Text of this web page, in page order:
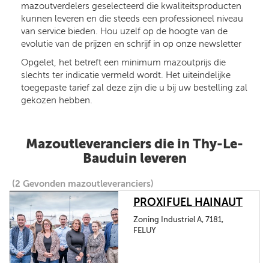
mazoutverdelers geselecteerd die kwaliteitsproducten
kunnen leveren en die steeds een professioneel niveau
van service bieden. Hou uzelf op de hoogte van de
evolutie van de prijzen en schrijf in op onze newsletter
Opgelet, het betreft een minimum mazoutprijs die
slechts ter indicatie vermeld wordt. Het uiteindelijke
toegepaste tarief zal deze zijn die u bij uw bestelling zal
gekozen hebben.
Mazoutleveranciers die in Thy-Le-
Bauduin leveren
(2 Gevonden mazoutleveranciers)
PROXIFUEL HAINAUT
Zoning Industriel A, 7181,
FELUY